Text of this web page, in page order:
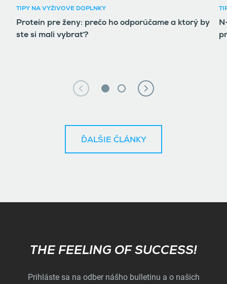
TIPY NA VÝŽIVOVÉ DOPLNKY
Proteín pre ženy: prečo ho odporúčame a ktorý by
ste si mali vybrať?
ĎALŠIE ČLÁNKY
Subscribe
THE FEELING OF SUCCESS!
Prihláste sa na odber nášho bulletinu a o našich